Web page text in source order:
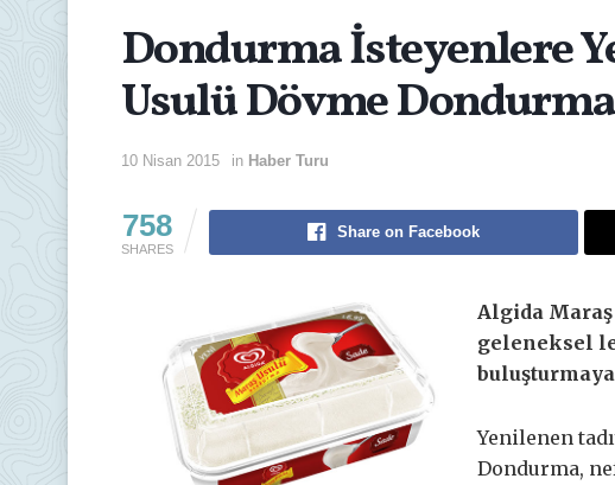
Dondurma İsteyenlere
Usulü Dövme Dondurma
10 Nisan 2015 in Haber Turu
758
SHARES
Share on Facebook
Algida
geleneksel
Yenilenen
Dondurma,